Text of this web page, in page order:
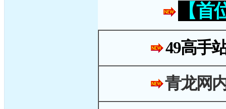
【
49高手
青龙网